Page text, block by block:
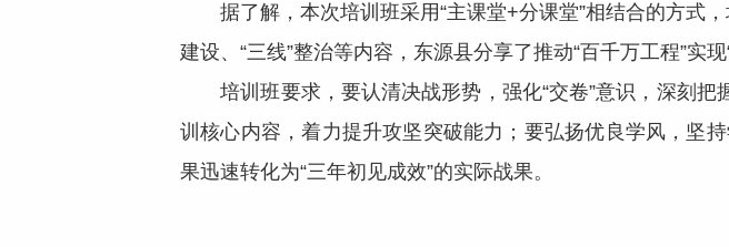
据了解，本次培训班采用“主课堂+分课堂”相结合的方式，
建设、“三线”整治等内容，东源县分享了推动“百千万工程”实
培训班要求，要认清决战形势，强化“交卷”意识，深刻把
训核心内容，着力提升攻坚突破能力；要弘扬优良学风，坚
果迅速转化为“三年初见成效”的实际战果。